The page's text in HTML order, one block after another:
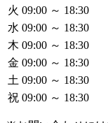
火 09:00 ～ 18:30
水 09:00 ～ 18:30
木 09:00 ～ 18:30
金 09:00 ～ 18:30
土 09:00 ～ 18:30
祝 09:00 ～ 18:30